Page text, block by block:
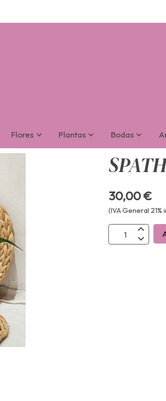
Flores Plantas Bodas
30,00 €
(IVA General 21%